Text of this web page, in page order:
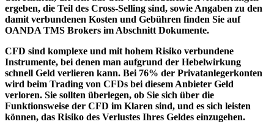
ergeben, die Teil des Cross-Selling sind, sowie Angaben zu den
damit verbundenen Kosten und Gebühren finden Sie auf
OANDA TMS Brokers im Abschnitt Dokumente.
CFD sind komplexe und mit hohem Risiko verbundene
Instrumente, bei denen man aufgrund der Hebelwirkung
schnell Geld verlieren kann. Bei 76% der Privatanlegerkonten
wird beim Trading von CFDs bei diesem Anbieter Geld
verloren. Sie sollten überlegen, ob Sie sich über die
Funktionsweise der CFD im Klaren sind, und es sich leisten
können, das Risiko des Verlustes Ihres Geldes einzugehen.